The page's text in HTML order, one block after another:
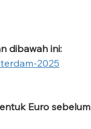
dibawah ini:
2025
Euro